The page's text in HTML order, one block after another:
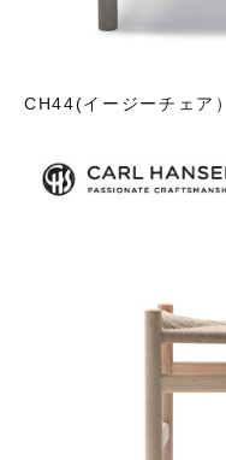
CH44(イージーチェア）